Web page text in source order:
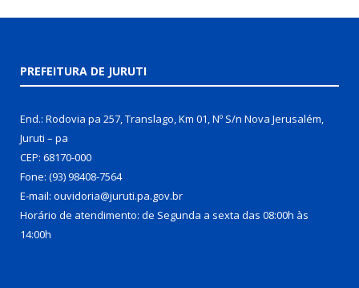
PREFEITURA DE JURUTI
End.: Rodovia pa 257, Translago, Km 01, Nº S/n Nova Jerusalém,
Juruti – pa
CEP: 68170-000
Fone: (93) 98408-7564
E-mail: ouvidoria@juruti.pa.gov.br
Horário de atendimento: de Segunda a sexta das 08:00h às
14:00h